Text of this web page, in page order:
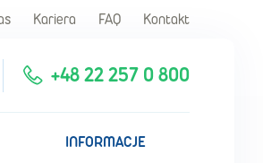
Kariera FAQ Kontakt
+48 22 257 0 800
INFORMACJE